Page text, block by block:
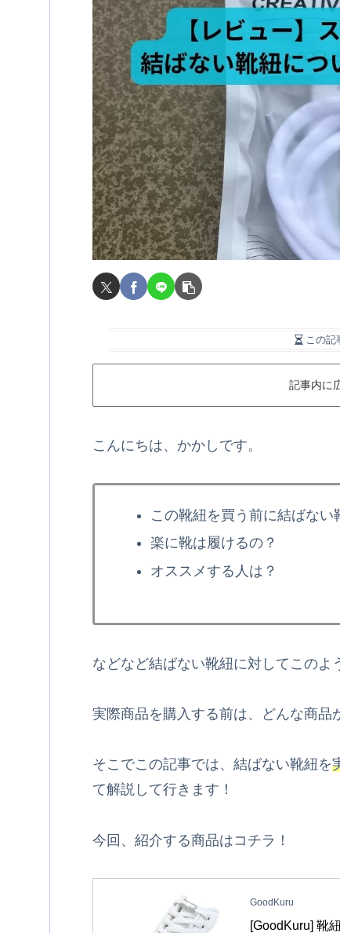
この記
記事内に
こんにちは、かかしです。
この靴紐を買う前に結ばな
楽に靴は履けるの？
オススメする人は？
などなど結ばない靴紐に対してこのよ
実際商品を購入する前は、どんな商品
そこでこの記事では、結ばない靴紐を
て解説して行きます！
今回、紹介する商品はコチラ！
GoodKuru
[GoodKuru] 靴